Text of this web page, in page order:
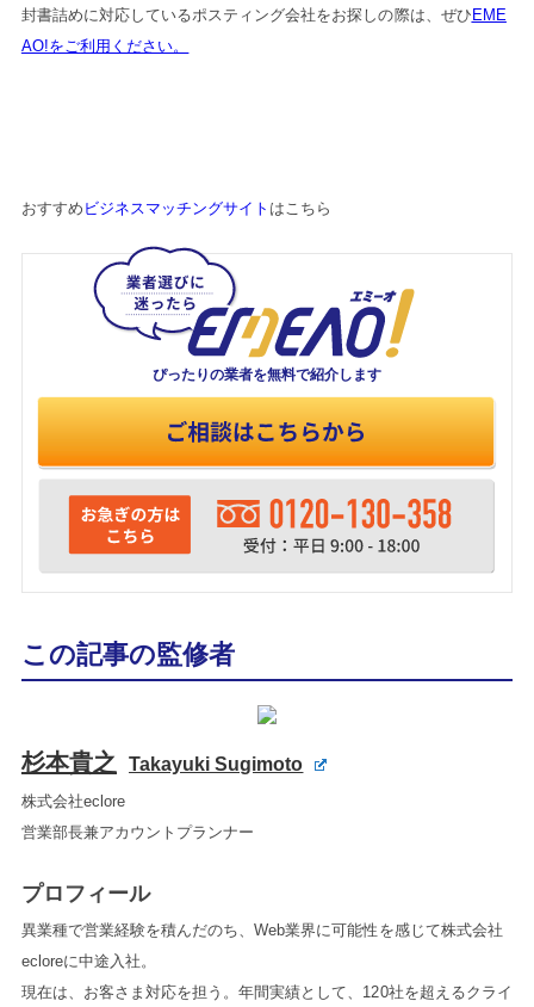
封書詰めに対応しているポスティング会社をお探しの際は、ぜひ EME
AO!をご利用ください。
おすすめ ビジネスマッチングサイト はこちら
ぴったりの業者を無料で紹介します
この記事の監修者
杉本貴之 Takayuki Sugimoto
株式会社eclore
営業部長兼アカウントプランナー
プロフィール
異業種で営業経験を積んだのち、Web業界に可能性を感じて株式会社
ecloreに中途入社。
現在は、お客さま対応を担う。年間実績として、120社を超えるクライ